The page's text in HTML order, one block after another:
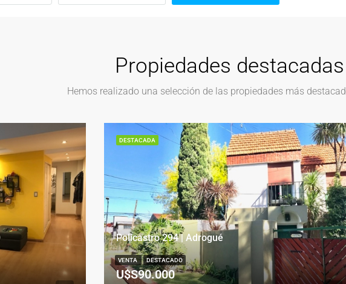
Propiedades destacadas
Hemos realizado una selección de las propiedades más
Policastro 294 | Adrogué
U$S90.000
VENTA DESTACADO
DESTACADA